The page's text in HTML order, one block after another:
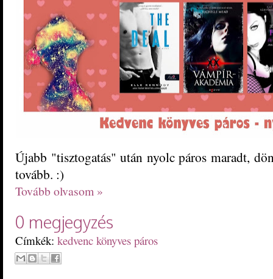
Újabb "tisztogatás" után nyolc páros maradt,
tovább. :)
Tovább olvasom »
0 megjegyzés
Címkék: kedvenc könyves páros